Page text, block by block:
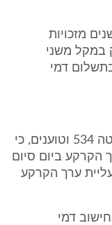
מזכויות
במקל משני
דמי
(א) המבקשים מפנים לפרק ב' בהחלטה 534 וטוענים, כי
הקרקע ביום סיום
1945, קרי - 31.12.64 וכי עליית ערך הקרקע
כי לפי החלטה 534, בחישוב דמי